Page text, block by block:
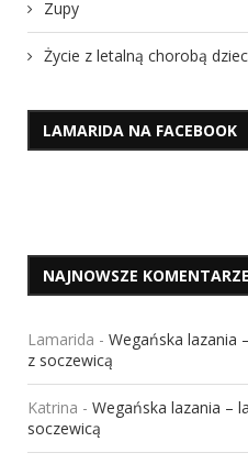
Zupy
Życie z letalną chorobą
LAMARIDA NA FACEBOOK
NAJNOWSZE KOMENTARZE
Lamarida - Wegańska lazania
z soczewicą
Katrina - Wegańska lazania –
soczewicą